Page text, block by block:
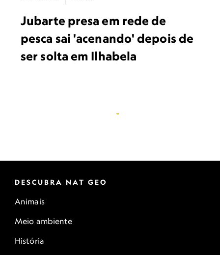
Jubarte presa em rede de
pesca sai 'acenando' depois de
ser solta em Ilhabela
DESCUBRA NAT GEO
Animais
Meio ambiente
História